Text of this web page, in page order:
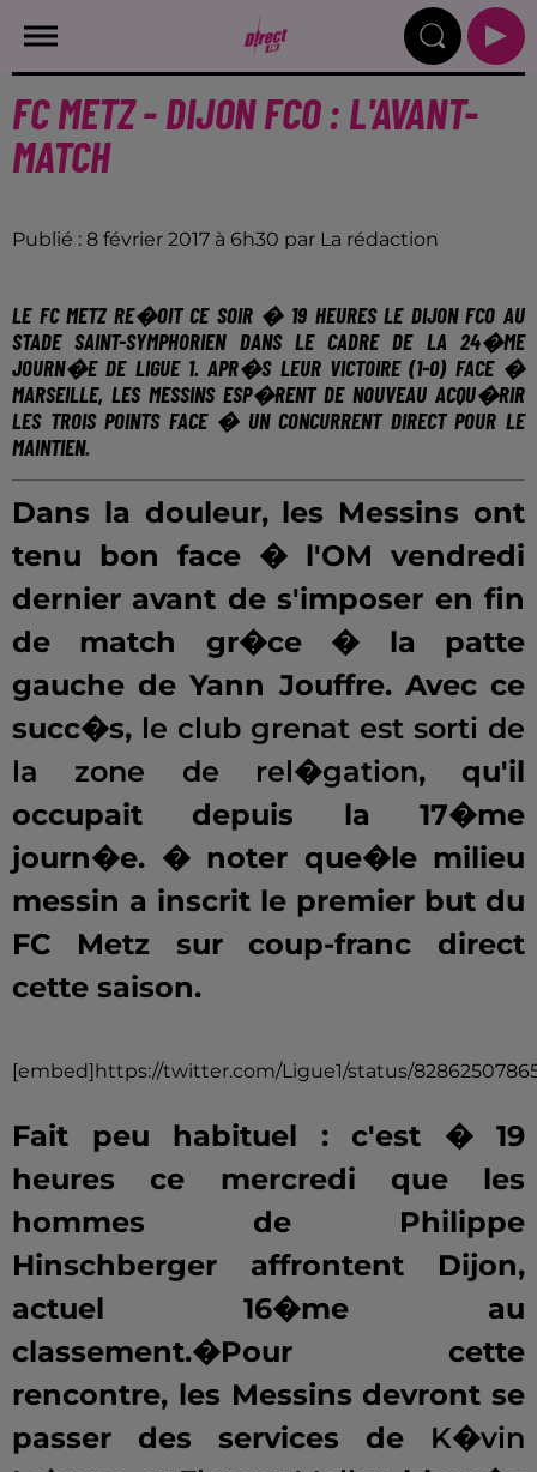
FC METZ - DIJON FCO : L'AVANT-
MATCH
Publié : 8 février 2017 à 6h30 par La rédaction
LE FC METZ RE�OIT CE SOIR � 19 HEURES LE DIJON FCO AU
STADE SAINT-SYMPHORIEN DANS LE CADRE DE LA 24�ME
JOURN�E DE LIGUE 1. APR�S LEUR VICTOIRE (1-0) FACE �
MARSEILLE, LES MESSINS ESP�RENT DE NOUVEAU ACQU�RIR
LES TROIS POINTS FACE � UN CONCURRENT DIRECT POUR LE
MAINTIEN.
Dans la douleur, les Messins ont
tenu bon face � l'OM vendredi
dernier avant de s'imposer en fin
de match gr�ce � la patte
gauche de Yann Jouffre. Avec ce
succ�s, le club grenat est sorti de
la zone de rel�gation, qu'il
occupait depuis la 17�me
journ�e. � noter que�le milieu
messin a inscrit le premier but du
FC Metz sur coup-franc direct
cette saison.
[embed]https://twitter.com/Ligue1/status/
Fait peu habituel : c'est � 19
heures ce mercredi que les
hommes de Philippe
Hinschberger affrontent Dijon,
actuel 16�me au
classement.�Pour cette
rencontre, les Messins devront se
passer des services de K�vin